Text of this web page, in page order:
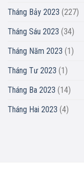
Tháng Bảy 2023 (227)
Tháng Sáu 2023 (34)
Tháng Năm 2023 (1)
Tháng Tư 2023 (1)
Tháng Ba 2023 (14)
Tháng Hai 2023 (4)